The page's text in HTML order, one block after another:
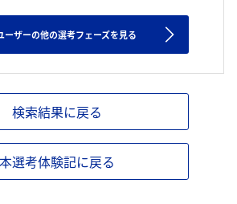
ーザーの他の選考フェーズを見る
検索結果に戻る
本選考体験記に戻る